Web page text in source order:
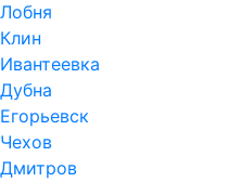
Лобня
Клин
Ивантеевка
Дубна
Егорьевск
Чехов
Дмитров